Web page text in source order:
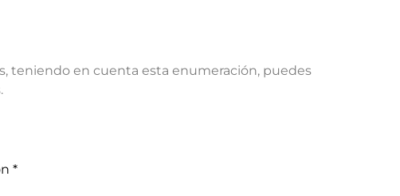
teniendo en cuenta esta enumeración, puedes
*